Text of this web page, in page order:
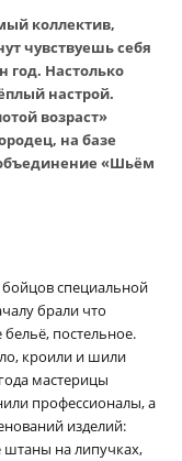
коллектив,
чувствуешь себя
год. Настолько
настрой.
возраст»
на базе
объединение «Шьём
специальной
брали что
постельное.
кроили и шили
мастерицы
профессионалы, а
изделий:
штаны на липучках,